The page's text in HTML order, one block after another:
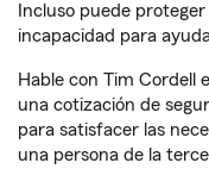
Incluso puede
incapacidad para
Hable con Tim Cordell
una cotización de
para satisfacer las
una persona de la